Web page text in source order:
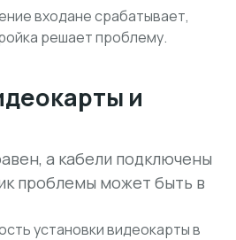
входане срабатывает,
решает проблему.
и
а кабели подключены
проблемы может быть в
установки видеокарты в